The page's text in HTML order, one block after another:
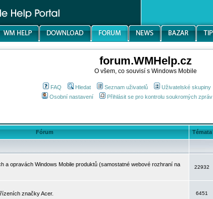
forum.WMHelp.cz
O všem, co souvisí s Windows Mobile
FAQ Hledat Seznam uživatelů Uživatelské skupiny
Osobní nastavení
Přihlásit se pro kontrolu soukromých zpráv
Fórum Témata
a opravách Windows Mobile produktů (samostatné webové rozhraní na
22932
značky Acer.
6451